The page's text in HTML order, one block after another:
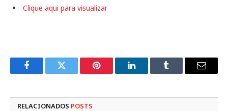
Clique aqui para visualizar
FacebookTwitter Pinterest LinkedInTumblr
E-
RELACIONADOS POSTS